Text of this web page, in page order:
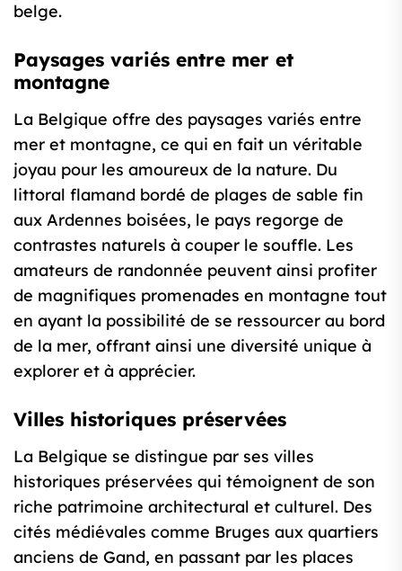
belge.
Paysages variés entre mer et
montagne
La Belgique offre des paysages variés entre
mer et montagne, ce qui en fait un véritable
joyau pour les amoureux de la nature. Du
littoral flamand bordé de plages de sable fin
aux Ardennes boisées, le pays regorge de
contrastes naturels à couper le souffle. Les
amateurs de randonnée peuvent ainsi profiter
de magnifiques promenades en montagne tout
en ayant la possibilité de se ressourcer au bord
de la mer, offrant ainsi une diversité unique à
explorer et à apprécier.
Villes historiques préservées
La Belgique se distingue par ses villes
historiques préservées qui témoignent de son
riche patrimoine architectural et culturel. Des
cités médiévales comme Bruges aux quartiers
anciens de Gand, en passant par les places